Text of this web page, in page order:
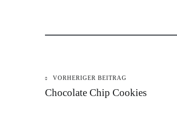
Beitragsnavigation
VORHERIGER BEITRAG
Chocolate Chip Cookies